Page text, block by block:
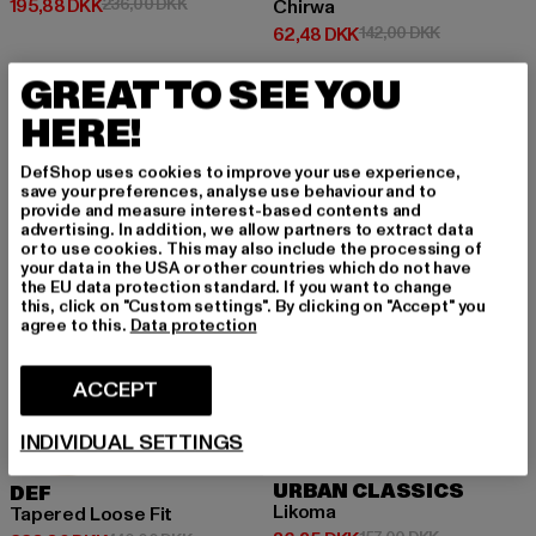
195,88 DKK
Chirwa
62,48 DKK
Nuværende pris: 62,48 DKK
142,00 DKK
-48%
DEF
Tapered Loose Fit
URBAN CLASSICS
Likoma
GREAT TO SEE YOU
HERE!
DefShop uses cookies to improve your use experience,
save your preferences, analyse use behaviour and to
provide and measure interest-based contents and
advertising. In addition, we allow partners to extract data
or to use cookies. This may also include the processing of
your data in the USA or other countries which do not have
the EU data protection standard. If you want to change
this, click on "Custom settings". By clicking on "Accept" you
agree to this. Data protection
ACCEPT
INDIVIDUAL SETTINGS